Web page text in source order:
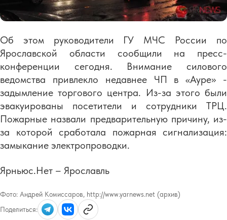
Об этом руководители ГУ МЧС России по
Ярославской области сообщили на пресс-
конференции сегодня. Внимание силового
ведомства привлекло недавнее ЧП в «Ауре» -
задымление торгового центра. Из-за этого были
эвакуированы посетители и сотрудники ТРЦ.
Пожарные назвали предварительную причину, из-
за которой сработала пожарная сигнализация:
замыкание электропроводки.
Ярньюс.Нет – Ярославль
Фото: Андрей Комиссаров, http://www.yarnews.net (архив)
Поделиться: